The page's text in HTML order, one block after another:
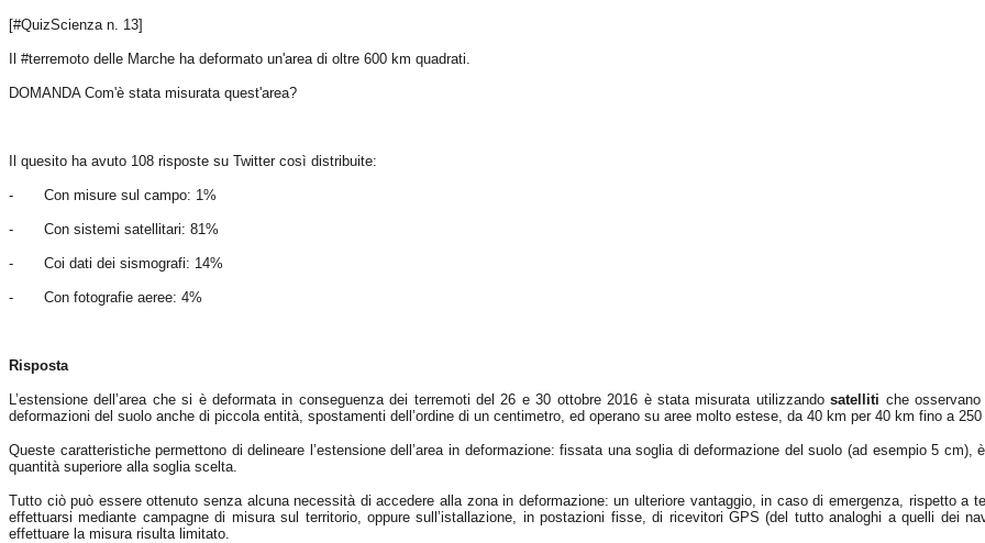
[#QuizScienza n. 13]
Il #terremoto delle Marche ha deformato un'area di oltre 600 km quadrati.
DOMANDA Com'è stata misurata quest'area?
Il quesito ha avuto 108 risposte su Twitter così distribuite:
- Con misure sul campo: 1%
- Con sistemi satellitari: 81%
- Coi dati dei sismografi: 14%
- Con fotografie aeree: 4%
Risposta
L’estensione dell’area che si è deformata in conseguenza dei terremoti del 26 e 30 ottobre 2016 è stata misurata utilizzandosatelliti che
deformazioni del suolo anche di piccola entità, spostamenti dell’ordine di un centimetro, ed operano su aree molto estese, da 40 km per 40 km fino a
Queste caratteristiche permettono di delineare l’estensione dell’area in deformazione: fissata una soglia di deformazione del suolo (ad esempio 5
quantità superiore alla soglia scelta.
Tutto ciò può essere ottenuto senza alcuna necessità di accedere alla zona in deformazione: un ulteriore vantaggio, in caso di emergenza, rispetto a
effettuarsi mediante campagne di misura sul territorio, oppure sull’istallazione, in postazioni fisse, di ricevitori GPS (del tutto analoghi a quelli dei
effettuare la misura risulta limitato.